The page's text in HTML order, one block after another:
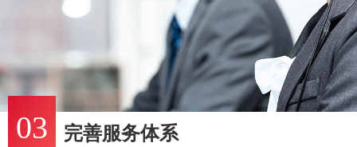
03 完善服务体系